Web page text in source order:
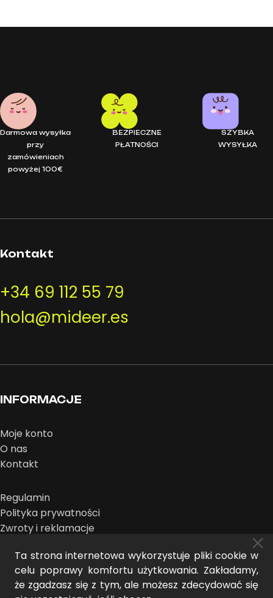
Darmowa wysyłka
przy
zamówieniach
powyżej 100€
BEZPIECZNE
PŁATNOŚCI
SZYBKA
WYSYŁKA
Kontakt
+34 69 112 55 79
hola@mideer.es
INFORMACJE
Moje konto
O nas
Kontakt
Regulamin
Polityka prywatności
Zwroty i reklamacje
Ta strona internetowa wykorzystuje pliki cookie w
celu poprawy komfortu użytkowania. Zakładamy,
że zgadzasz się z tym, ale możesz zdecydować się